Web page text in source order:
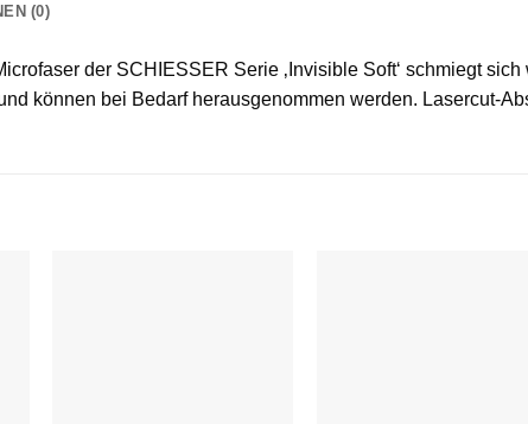
(0)
der SCHIESSER Serie ‚Invisible Soft‘ schmiegt
können bei Bedarf herausgenommen werden. Lasercut-